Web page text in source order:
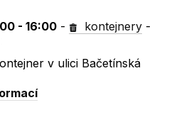
- 16:00 - kontejnery -
v ulici Bačetínská